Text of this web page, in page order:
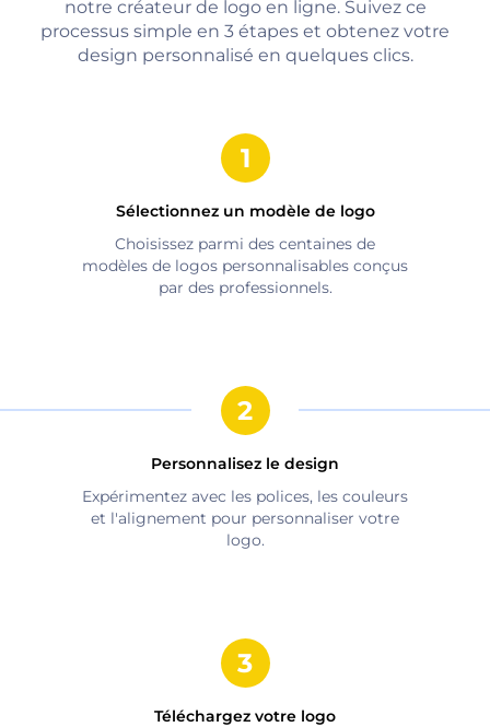
notre créateur de logo en ligne. Suivez ce
processus simple en 3 étapes et obtenez votre
design personnalisé en quelques clics.
Sélectionnez un modèle de logo
Choisissez parmi des centaines de
modèles de logos personnalisables conçus
par des professionnels.
Personnalisez le design
Expérimentez avec les polices, les couleurs
et l'alignement pour personnaliser votre
logo.
Téléchargez votre logo